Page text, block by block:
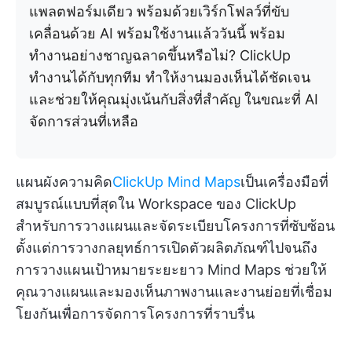
แพลตฟอร์มเดียว พร้อมด้วยเวิร์กโฟลว์ที่ขับ
เคลื่อนด้วย AI พร้อมใช้งานแล้ววันนี้ พร้อม
ทำงานอย่างชาญฉลาดขึ้นหรือไม่? ClickUp
ทำงานได้กับทุกทีม ทำให้งานมองเห็นได้ชัดเจน
และช่วยให้คุณมุ่งเน้นกับสิ่งที่สำคัญ ในขณะที่ AI
จัดการส่วนที่เหลือ
แผนผังความคิดClickUp Mind Mapsเป็นเครื่องมือที่
สมบูรณ์แบบที่สุดใน Workspace ของ ClickUp
สำหรับการวางแผนและจัดระเบียบโครงการที่ซับซ้อน
ตั้งแต่การวางกลยุทธ์การเปิดตัวผลิตภัณฑ์ไปจนถึง
การวางแผนเป้าหมายระยะยาว Mind Maps ช่วยให้
คุณวางแผนและมองเห็นภาพงานและงานย่อยที่เชื่อม
โยงกันเพื่อการจัดการโครงการที่ราบรื่น